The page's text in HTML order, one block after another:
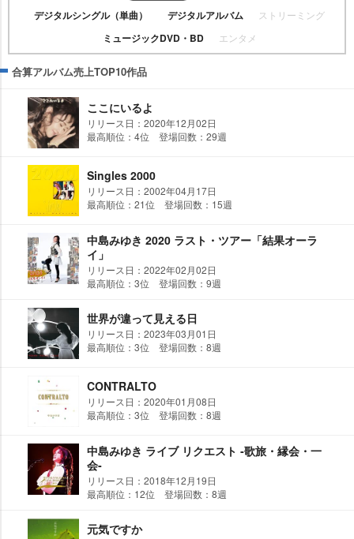
デジタルシングル（単曲）
デジタルアルバム ストリーミング
ミュージックDVD・BD エンタメ
合算アルバム売上TOP10作品
ここにいるよ
リリース日：2020年12月02日
最高順位：4位 登場回数：29週
Singles 2000
リリース日：2002年04月17日
最高順位：21位 登場回数：15週
中島みゆき 2020 ラスト・ツアー「結果オーラ
イ」
リリース日：2022年02月02日
最高順位：3位 登場回数：9週
世界が違って見える日
リリース日：2023年03月01日
最高順位：3位 登場回数：8週
CONTRALTO
リリース日：2020年01月08日
最高順位：3位 登場回数：8週
中島みゆき ライブ リクエスト ‐歌旅・縁会・一
会‐
リリース日：2018年12月19日
最高順位：12位 登場回数：8週
元気ですか